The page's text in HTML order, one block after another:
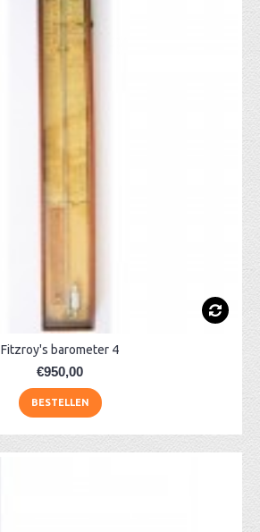
Fitzroy's barometer 4
€950,00
BESTELLEN